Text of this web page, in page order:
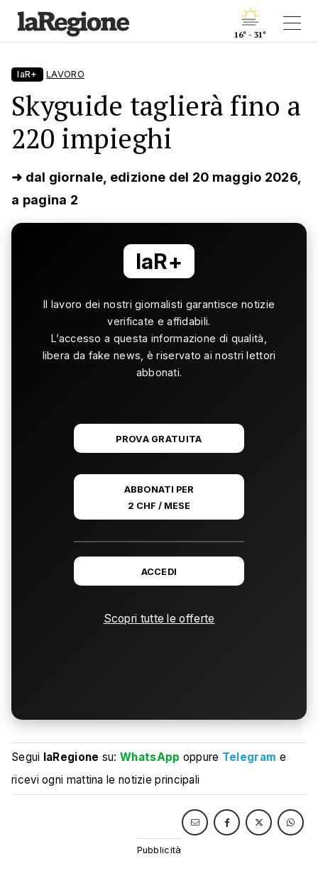
16° - 31°
laR+ LAVORO
Skyguide taglierà fino a
220 impieghi
➜ dal giornale, edizione del 20 maggio 2026,
a pagina 2
laR+
Il lavoro dei nostri giornalisti garantisce notizie
verificate e affidabili.
L’accesso a questa informazione di qualità,
libera da fake news, è riservato ai nostri lettori
abbonati.
PROVA GRATUITA
ABBONATI PER
2 CHF / MESE
ACCEDI
Scopri tutte le offerte
Segui laRegione su:WhatsApp oppure Telegram e
ricevi ogni mattina le notizie principali